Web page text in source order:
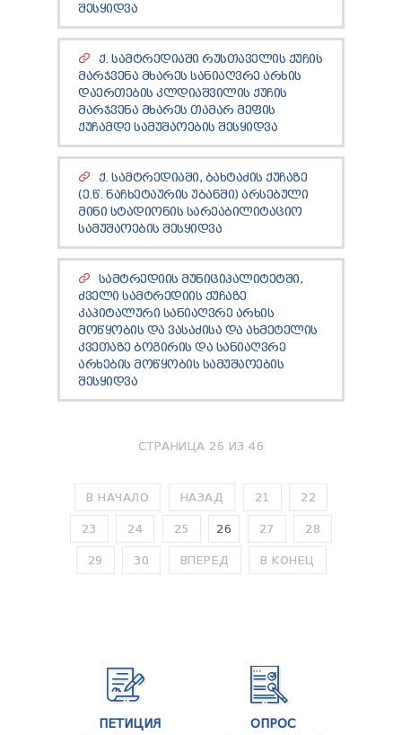
ᲨᲔᲡᲧᲘᲓᲕᲐ
Ქ. ᲡᲐᲛᲢᲠᲔᲓᲘᲐᲨᲘ ᲠᲣᲡᲗᲐᲕᲔᲚᲘᲡ ᲥᲣᲩᲘᲡ
ᲛᲐᲠᲯᲕᲔᲜᲐ ᲛᲮᲐᲠᲔᲡ ᲡᲐᲜᲘᲐᲦᲕᲠᲔ ᲐᲠᲮᲘᲡ
ᲓᲐᲔᲠᲗᲔᲑᲘᲡ ᲙᲚᲓᲘᲐᲨᲕᲘᲚᲘᲡ ᲥᲣᲩᲘᲡ
ᲛᲐᲠᲯᲕᲔᲜᲐ ᲛᲮᲐᲠᲔᲡ ᲗᲐᲛᲐᲠ ᲛᲔᲤᲘᲡ
ᲥᲣᲩᲐᲛᲓᲔ ᲡᲐᲛᲣᲨᲐᲝᲔᲑᲘᲡ ᲨᲔᲡᲧᲘᲓᲕᲐ
Ქ. ᲡᲐᲛᲢᲠᲔᲓᲘᲐᲨᲘ, ᲑᲐᲮᲢᲐᲫᲘᲡ ᲥᲣᲩᲐᲖᲔ
(Ე.Წ. ᲜᲐᲩᲮᲔᲢᲐᲣᲠᲘᲡ ᲣᲑᲐᲜᲨᲘ) ᲐᲠᲡᲔᲑᲣᲚᲘ
ᲛᲘᲜᲘ ᲡᲢᲐᲓᲘᲝᲜᲘᲡ ᲡᲐᲠᲔᲐᲑᲘᲚᲘᲢᲐᲪᲘᲝ
ᲡᲐᲛᲣᲨᲐᲝᲔᲑᲘᲡ ᲨᲔᲡᲧᲘᲓᲕᲐ
ᲡᲐᲛᲢᲠᲔᲓᲘᲘᲡ ᲛᲣᲜᲘᲪᲘᲞᲐᲚᲘᲢᲔᲢᲨᲘ,
ᲫᲕᲔᲚᲘ ᲡᲐᲛᲢᲠᲔᲓᲘᲘᲡ ᲥᲣᲩᲐᲖᲔ
ᲙᲐᲞᲘᲢᲐᲚᲣᲠᲘ ᲡᲐᲜᲘᲐᲦᲕᲠᲔ ᲐᲠᲮᲘᲡ
ᲛᲝᲬᲧᲝᲑᲘᲡ ᲓᲐ ᲕᲐᲡᲐᲫᲘᲡᲐ ᲓᲐ ᲐᲮᲛᲔᲢᲔᲚᲘᲡ
ᲙᲕᲔᲗᲐᲖᲔ ᲑᲝᲒᲘᲠᲘᲡ ᲓᲐ ᲡᲐᲜᲘᲐᲦᲕᲠᲔ
ᲐᲠᲮᲔᲑᲘᲡ ᲛᲝᲬᲧᲝᲑᲘᲡ ᲡᲐᲛᲣᲨᲐᲝᲔᲑᲘᲡ
ᲨᲔᲡᲧᲘᲓᲕᲐ
СТРАНИЦА 26 ИЗ 46
В НАЧАЛО НАЗАД 21 22
23 24 25 26 27 28
29 30 ВПЕРЕД В КОНЕЦ
ПЕТИЦИЯ
ОПРОС